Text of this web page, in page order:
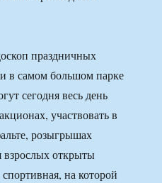
праздничных
в самом большом парке
сегодня весь день
участвовать в
розыгрышах
открыты
на которой